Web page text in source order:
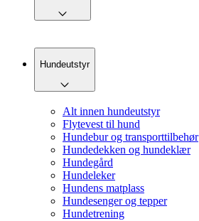
Hundeutstyr
Alt innen hundeutstyr
Flytevest til hund
Hundebur og transporttilbehør
Hundedekken og hundeklær
Hundegård
Hundeleker
Hundens matplass
Hundesenger og tepper
Hundetrening